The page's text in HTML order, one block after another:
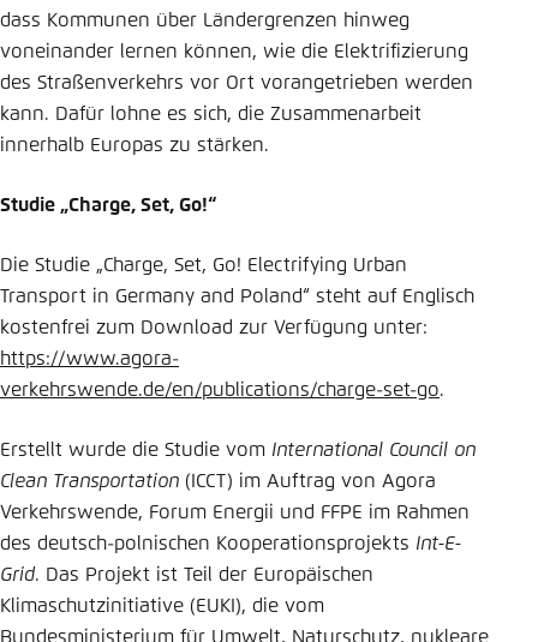
dass Kommunen über Ländergrenzen hinweg
voneinander lernen können, wie die Elektrifizierung
des Straßenverkehrs vor Ort vorangetrieben werden
kann. Dafür lohne es sich, die Zusammenarbeit
innerhalb Europas zu stärken.
Studie „Charge, Set, Go!“
Die Studie „Charge, Set, Go! Electrifying Urban
Transport in Germany and Poland“ steht auf Englisch
kostenfrei zum Download zur Verfügung unter:
https://www.agora-
verkehrswende.de/en/publications/charge-set-go.
Erstellt wurde die Studie vom International Council on
Clean Transportation (ICCT) im Auftrag von Agora
Verkehrswende, Forum Energii und FFPE im Rahmen
des deutsch-polnischen Kooperationsprojekts Int-E-
Grid. Das Projekt ist Teil der Europäischen
Klimaschutzinitiative (EUKI), die vom
Bundesministerium für Umwelt, Naturschutz, nukleare